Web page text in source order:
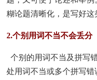
糊论题清晰化，是写好这
2.个别用词不当不会丢分
个别的用词不当及拼写
处用词不当或多个拼写